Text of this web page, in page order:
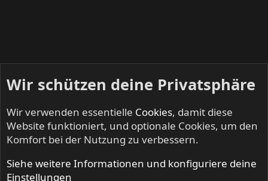
DEAF FOREVER - Alles zum Magazin
Wir schützen deine Privatsphäre
Wir verwenden essentielle Cookies, damit diese
Website funktioniert, und optionale Cookies, um den
Komfort bei der Nutzung zu verbessern.
Siehe weitere Informationen und konfiguriere deine
Einstellungen